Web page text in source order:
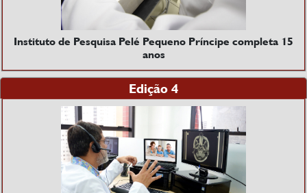
Instituto de Pesquisa Pelé Pequeno Príncipe completa 15
anos
Edição 4